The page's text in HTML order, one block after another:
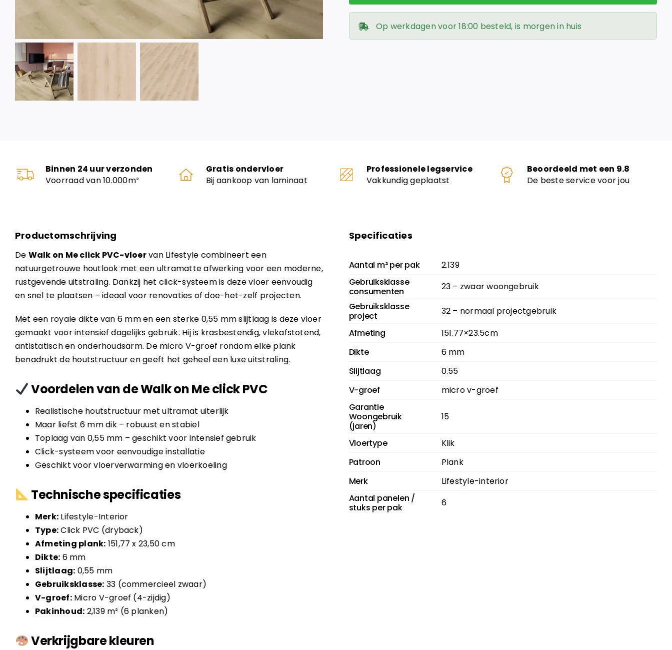
Op werkdagen voor 18:00 besteld, is morgen in huis
Binnen 24 uur verzonden
Voorraad van 10.000m²
Gratis ondervloer
Bij aankoop van laminaat
Professionele legservice
Vakkundig geplaatst
Beoordeeld met een 9.8
De beste service voor jou
Productomschrijving
De Walk on Me click PVC-vloervan Lifestyle combineert een
natuurgetrouwe houtlook met een ultramatte afwerking voor een moderne,
rustgevende uitstraling. Dankzij het click-systeem is deze vloer eenvoudig
en snel te plaatsen – ideaal voor renovaties of doe-het-zelf projecten.
Met een royale dikte van 6 mm en een sterke 0,55 mm slijtlaag is deze vloer
gemaakt voor intensief dagelijks gebruik. Hij is krasbestendig, vlekafstotend,
antistatisch en onderhoudsarm. De micro V-groef rondom elke plank
benadrukt de houtstructuur en geeft het geheel een luxe uitstraling.
Voordelen van de Walk on Me click PVC
Realistische houtstructuur met ultramat uiterlijk
Maar liefst 6 mm dik – robuust en stabiel
Toplaag van 0,55 mm – geschikt voor intensief gebruik
Click-systeem voor eenvoudige installatie
Geschikt voor vloerverwarming en vloerkoeling
Technische specificaties
Merk: Lifestyle-Interior
Type:Click PVC (dryback)
Afmeting plank: 151,77 x 23,50 cm
Dikte: 6 mm
Slijtlaag: 0,55 mm
Gebruiksklasse: 33 (commercieel zwaar)
V-groef:Micro V-groef (4-zijdig)
Pakinhoud: 2,139 m² (6 planken)
Verkrijgbare kleuren
Specificaties
Aantal m² per pak
2.139
Gebruiksklasse
consumenten
23 – zwaar woongebruik
Gebruiksklasse
project
32 – normaal projectgebruik
Afmeting
151.77×23.5cm
Dikte
6 mm
Slijtlaag
0.55
V-groef
micro v-groef
Garantie
Woongebruik
(jaren)
15
Vloertype
Klik
Patroon
Plank
Merk
Lifestyle-interior
Aantal panelen /
stuks per pak
6